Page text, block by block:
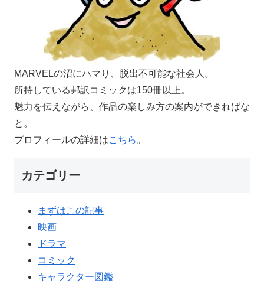
MARVELの沼にハマり、脱出不可能な社会人。
所持している邦訳コミックは150冊以上。
魅力を伝えながら、作品の楽しみ方の案内ができればな
と。
プロフィールの詳細はこちら 。
カテゴリー
まずはこの記事
映画
ドラマ
コミック
キャラクター図鑑